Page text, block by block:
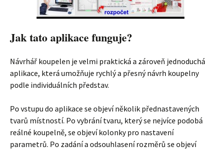
Jak tato aplikace funguje?
Návrhář koupelen je velmi praktická a zároveň jednoduchá
aplikace, která umožňuje rychlý a přesný návrh koupelny
podle individuálních představ.
Po vstupu do aplikace se objeví několik přednastavených
tvarů místností. Po vybrání tvaru, který se nejvíce podobá
reálné koupelně, se objeví kolonky pro nastavení
parametrů. Po zadání a odsouhlasení rozměrů se objeví